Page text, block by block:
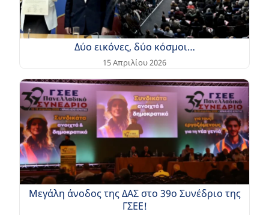
Δύο εικόνες, δύο κόσμοι…
15 Απριλίου 2026
Μεγάλη άνοδος της ΔΑΣ στο 39ο Συνέδριο της
ΓΣΕΕ!